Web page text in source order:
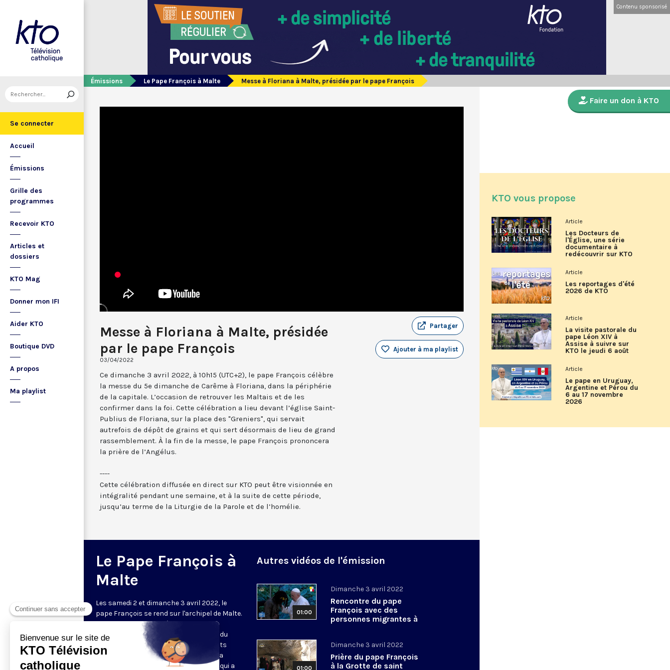
Se connecter
Accueil
Émissions
Grille des
programmes
Recevoir KTO
Articles et
dossiers
KTO Mag
Donner mon IFI
Aider KTO
Boutique DVD
A propos
Ma playlist
Contenu sponsorisé
Émissions Le Pape François à Malte Messe à Floriana à Malte, présidée par le pape François
Messe à Floriana à Malte, présidée
par le pape François
03/04/2022
Partager
Ajouter à ma playlist
Ce dimanche 3 avril 2022, à 10h15 (UTC+2), le pape François célèbre
la messe du 5e dimanche de Carême à Floriana, dans la périphérie
de la capitale. L’occasion de retrouver les Maltais et de les
confirmer dans la foi. Cette célébration a lieu devant l’église Saint-
Publius de Floriana, sur la place des "Greniers", qui servait
autrefois de dépôt de grains et qui sert désormais de lieu de grand
rassemblement. À la fin de la messe, le pape François prononcera
la prière de l’Angélus.
----
Cette célébration diffusée en direct sur KTO peut être visionnée en
intégralité pendant une semaine, et à la suite de cette période,
jusqu’au terme de la Liturgie de la Parole et de l’homélie.
Le Pape François à
Malte
Les samedi 2 et dimanche 3 avril 2022, le
pape François se rend sur l'archipel de Malte.
Il poursuit ainsi son pèlerinage
méditerranéen. L
a parole et les gestes du
Pape sont attendus envers les migrants
dans cet archipel situé entre la Libye, la
Tunisie et l’Italie ; contre la corruption qui a
Autres vidéos de l'émission
01:00
Dimanche 3 avril 2022
Rencontre du pape
François avec des
personnes migrantes à
01:00
Dimanche 3 avril 2022
Prière du pape François
à la Grotte de saint
Faire un don à KTO
KTO vous propose
Article
Les Docteurs de
l'Église, une série
documentaire à
redécouvrir sur KTO
Article
Les reportages d'été
2026 de KTO
Article
La visite pastorale du
pape Léon XIV à
Assise à suivre sur
KTO le jeudi 6 août
Article
Le pape en Uruguay,
Argentine et Pérou du
6 au 17 novembre
2026